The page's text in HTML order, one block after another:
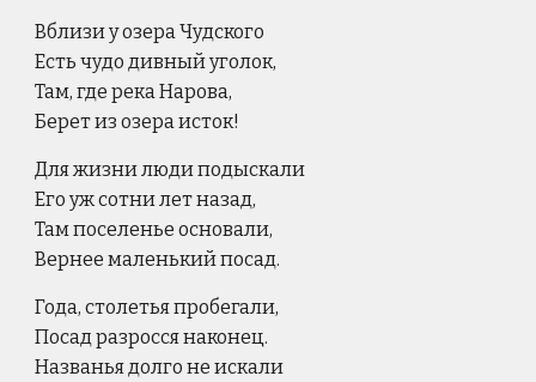
Вблизи у озера Чудского
Есть чудо дивный уголок,
Там, где река Нарова,
Берет из озера исток!
Для жизни люди подыскали
Его уж сотни лет назад,
Там поселенье основали,
Вернее маленький посад.
Года, столетья пробегали,
Посад разросся наконец.
Названья долго не искали